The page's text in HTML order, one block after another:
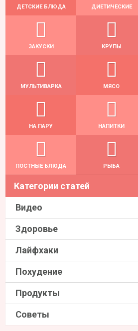
ДЕТСКИЕ БЛЮДА ДИЕТИЧЕСКИЕ
ЗАКУСКИ КРУПЫ
МУЛЬТИВАРКА МЯСО
НА ПАРУ НАПИТКИ
ПОСТНЫЕ БЛЮДА РЫБА
Категории статей
Видео
Здоровье
Лайфхаки
Похудение
Продукты
Советы